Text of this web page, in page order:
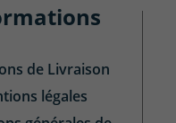
de Livraison
légales